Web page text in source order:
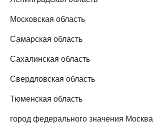
Московская область
Самарская область
Сахалинская область
Свердловская область
Тюменская область
город федерального значения Москва